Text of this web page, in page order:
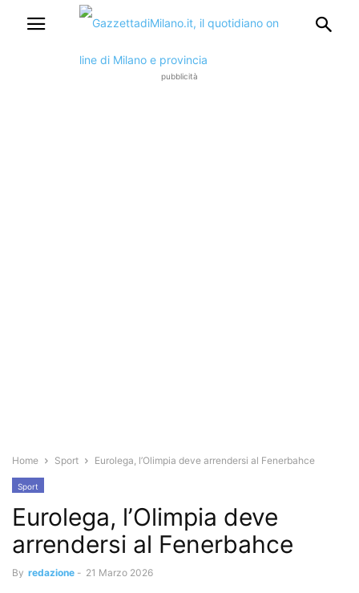
pubblicità
Home Sport Eurolega, l’Olimpia deve arrendersi al Fenerbahce
Sport
Eurolega, l’Olimpia deve
arrendersi al Fenerbahce
By redazione - 21 Marzo 2026